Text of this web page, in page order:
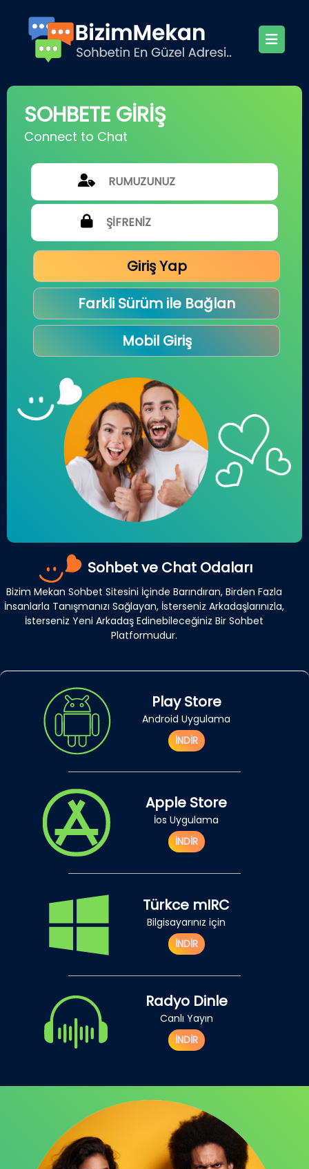
SOHBETE GİRİŞ
Connect to Chat
Giriş Yap
Farkli Sürüm ile Bağlan
Mobil Giriş
Sohbet ve Chat Odaları
Bizim Mekan Sohbet Sitesini İçinde Barındıran, Birden Fazla
İnsanlarla Tanışmanızı Sağlayan, İsterseniz Arkadaşlarınızla,
İsterseniz Yeni Arkadaş Edinebileceğiniz Bir Sohbet
Platformudur.
Play Store
Android Uygulama
İNDİR
Apple Store
İos Uygulama
İNDİR
Türkce mIRC
Bilgisayarınız için
İNDİR
Radyo Dinle
Canlı Yayın
İNDİR